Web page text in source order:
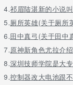
工程学院、经济与管
交通与航空服务学院
想政治理论课教学研
二级学院和教学单位
级专业16个，市级骨
重庆电子工程职
4.祁眉陆湛新的小说
5.厕所英雄(关于厕所
6.田中真弓(关于田中
7.原神新角色尤拉介
8.深圳技师学院是大
9.控制器改大电池跟